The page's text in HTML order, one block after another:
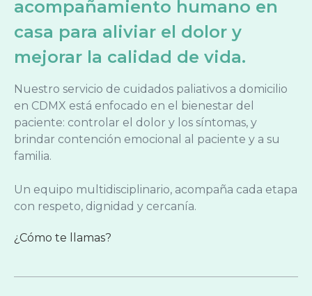
acompañamiento humano en
casa para aliviar el dolor y
mejorar la calidad de vida.
Nuestro servicio de cuidados paliativos a domicilio
en CDMX está enfocado en el bienestar del
paciente: controlar el dolor y los síntomas, y
brindar contención emocional al paciente y a su
familia.
Un equipo multidisciplinario, acompaña cada etapa
con respeto, dignidad y cercanía.
¿Cómo te llamas?